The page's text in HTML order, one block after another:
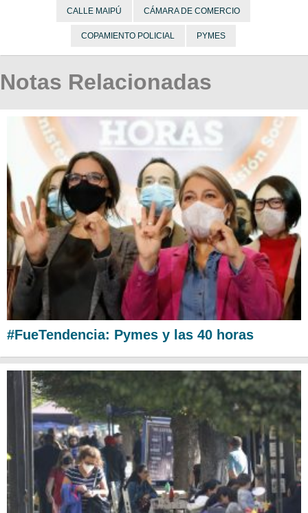
CALLE MAIPÚ CÁMARA DE COMERCIO
COPAMIENTO POLICIAL PYMES
Notas Relacionadas
#FueTendencia: Pymes y las 40 horas